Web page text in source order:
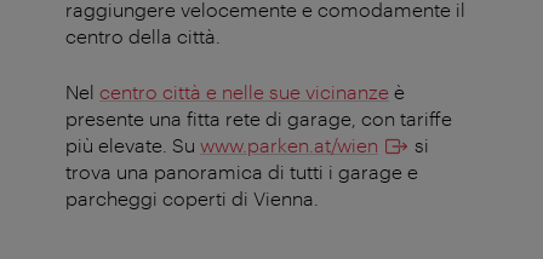
raggiungere velocemente e comodamente il
centro della città.
Nel centro città e nelle sue vicinanze è
presente una fitta rete di garage, con tariffe
più elevate. Su www.parken.at/wien
si
trova una panoramica di tutti i garage e
parcheggi coperti di Vienna.